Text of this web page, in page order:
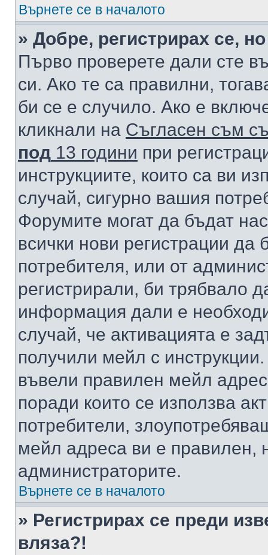
Върнете се в началото
» Добре, регистрирах се,
Първо проверете дали сте
си. Ако те са правилни,
би се е случило. Ако е
кликнали на Съгласен съм
под 13 години при
инструкциите, които са ви
случай, сигурно вашия
Форумите могат да бъдат
всички нови регистрации да
потребителя, или от
регистрирали, би трябвало
информация дали е
случай, че активацията е
получили мейл с
въвели правилен мейл
поради които се използва
потребители,
мейл адреса ви е правилен,
администраторите.
Върнете се в началото
» Регистрирах се преди
вляза?!